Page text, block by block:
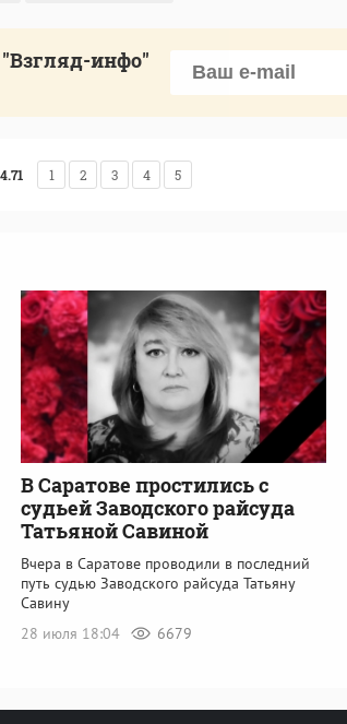
инфо"
4.71 1 2 3 4 5
В Саратове простились с
судьей Заводского райсуда
Татьяной Савиной
Вчера в Саратове проводили в последний
путь судью Заводского райсуда Татьяну
Савину
28 июля 18:04
6679